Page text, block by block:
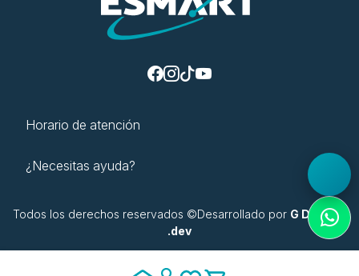
Horario de atención
¿Necesitas ayuda?
Todos los derechos reservados ©Desarrollado por G Digital |
.dev